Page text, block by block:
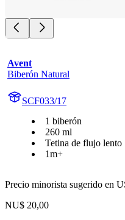
Avent
Biberón Natural
SCF033/17
1 biberón
260 ml
Tetina de flujo lento
1m+
Precio minorista sugerido en
NU$ 20,00